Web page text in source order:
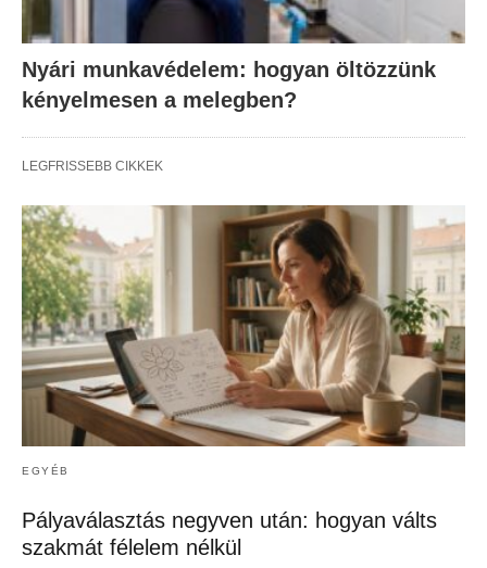
Nyári munkavédelem: hogyan öltözzünk
kényelmesen a melegben?
LEGFRISSEBB CIKKEK
EGYÉB
Pályaválasztás negyven után: hogyan válts
szakmát félelem nélkül